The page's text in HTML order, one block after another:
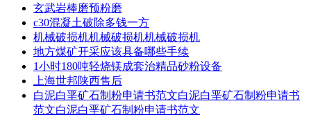
玄武岩棒磨预粉磨
c30混凝土破除多钱一方
机械破损机机械破损机机械破损机
地方煤矿开采应该具备哪些手续
1小时180吨轻烧镁成套治精品砂粉设备
上海世邦陕西售后
白泥白垩矿石制粉申请书范文白泥白垩矿石制粉申请书
范文白泥白垩矿石制粉申请书范文